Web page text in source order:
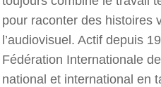
pour raconter des histoires
l’audiovisuel. Actif depuis
Fédération Internationale
national et international en